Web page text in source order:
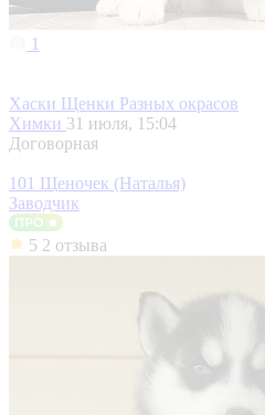
1
Хаски Щенки Разных окрасов
Химки 31 июля, 15:04
Договорная
101 Щеночек (Наталья)
Заводчик
5 2 отзыва